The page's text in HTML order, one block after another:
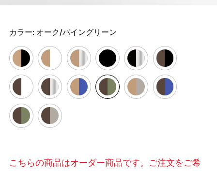
カラー: オーク/パイングリーン
こちらの商品はオーダー商品です。ご注文をご希